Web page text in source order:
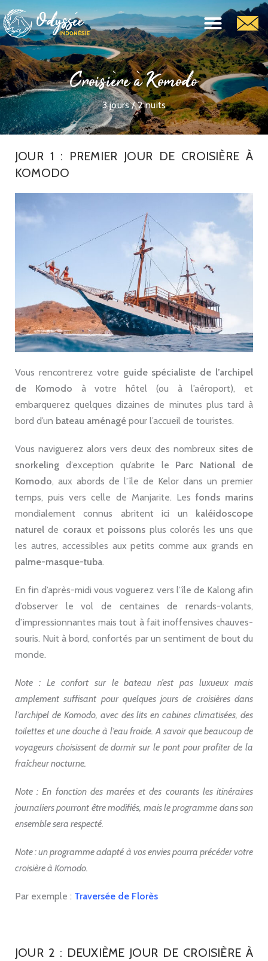
Croisière à Komodo
3 jours / 2 nuits
JOUR 1 : PREMIER JOUR DE CROISIÈRE À
KOMODO
Vous rencontrerez votre guide spécialiste de l’archipel
de Komodo à votre hôtel (ou à l’aéroport), et
embarquerez quelques dizaines de minutes plus tard à
bord d’un bateau aménagé pour l’accueil de touristes.
Vous naviguerez alors vers deux des nombreux sites de
snorkeling d’exception qu’abrite le Parc National de
Komodo, aux abords de l’île de Kelor dans un premier
temps, puis vers celle de Manjarite. Les fonds marins
mondialement connus abritent ici un kaléidoscope
naturel de corauxet poissons plus colorés les uns que
les autres, accessibles aux petits comme aux grands en
palme-masque-tuba.
En fin d’après-midi vous voguerez vers l’île de Kalong afin
d’observer le vol de centaines de renards-volants,
d’impressionnantes mais tout à fait inoffensives chauves-
souris. Nuit à bord, confortés par un sentiment de bout du
monde.
Note : Le confort sur le bateau n’est pas luxueux mais
amplement suffisant pour quelques jours de croisières dans
l’archipel de Komodo, avec des lits en cabines climatisées, des
toilettes et une douche à l’eau froide. A savoir que beaucoup de
voyageurs choisissent de dormir sur le pont pour profiter de la
fraîcheur nocturne.
Note : En fonction des marées et des courants les itinéraires
journaliers pourront être modifiés, mais le programme dans son
ensemble sera respecté.
Note : un programme adapté à vos envies pourra précéder votre
croisière à Komodo.
Par exemple : Traversée de Florès
JOUR 2 : DEUXIÈME JOUR DE CROISIÈRE À